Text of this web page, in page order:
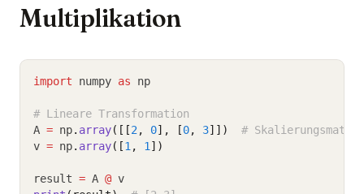
Multiplikation
import numpy as np
# Lineare Transformation
A = np. array([[2 , 0], [0, 3]])
# Skalierungsmatrix
v = np. array([1 , 1 ])
result = A @ v